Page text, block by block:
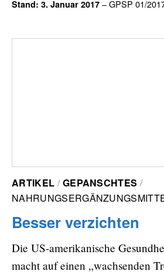
Stand: 3. Januar 2017 – GPSP 01/
ARTIKEL
GEPANSCHTES
Besser verzichten
Die US-amerikanische
macht auf einen „wachsenden